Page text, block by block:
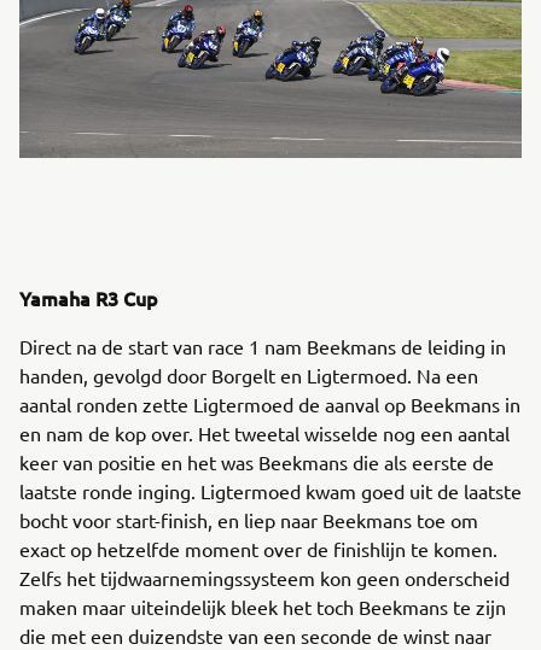
Yamaha R3 Cup
Direct na de start van race 1 nam Beekmans de leiding in
handen, gevolgd door Borgelt en Ligtermoed. Na een
aantal ronden zette Ligtermoed de aanval op Beekmans in
en nam de kop over. Het tweetal wisselde nog een aantal
keer van positie en het was Beekmans die als eerste de
laatste ronde inging. Ligtermoed kwam goed uit de laatste
bocht voor start-finish, en liep naar Beekmans toe om
exact op hetzelfde moment over de finishlijn te komen.
Zelfs het tijdwaarnemingssysteem kon geen onderscheid
maken maar uiteindelijk bleek het toch Beekmans te zijn
die met een duizendste van een seconde de winst naar